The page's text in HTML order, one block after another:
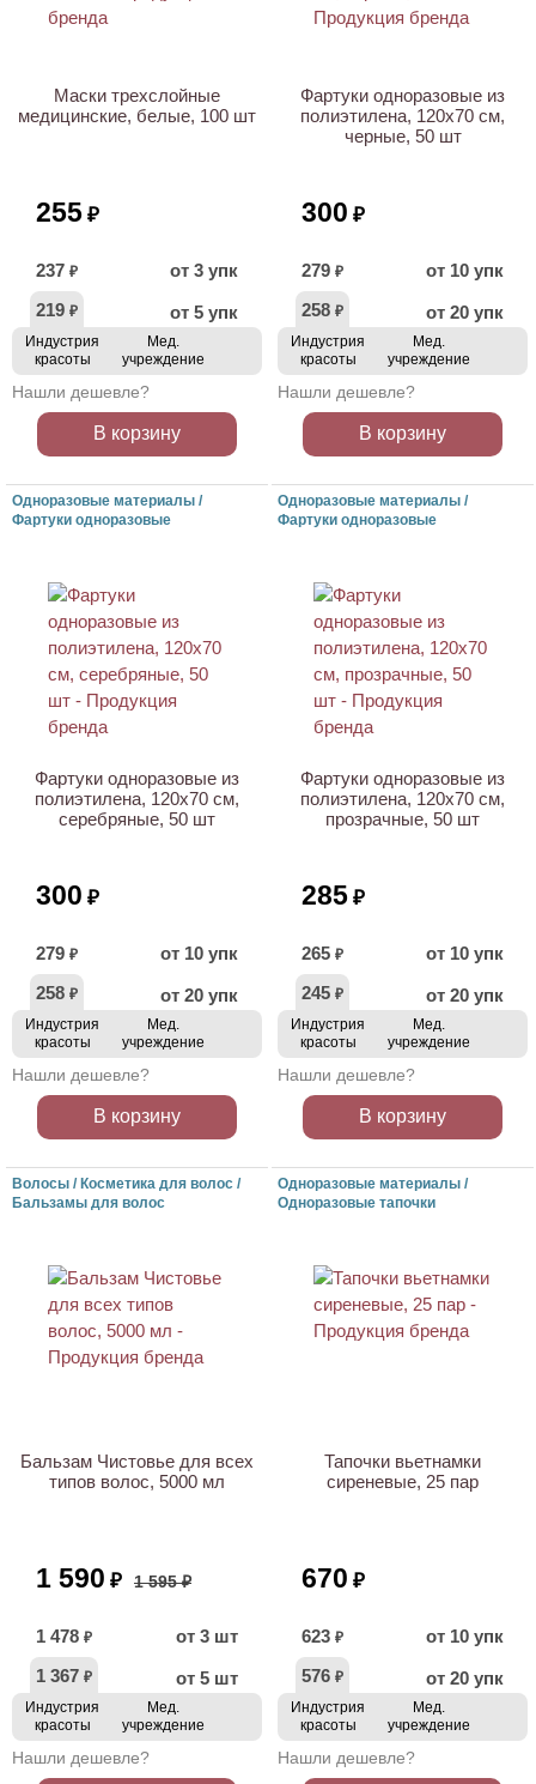
Маски трехслойные
медицинские, белые, 100 шт
255 ₽
237 ₽
от 3 упк
219 ₽ от 5 упк
Индустрия
красоты
Мед.
учреждение
Нашли дешевле?
В корзину
Фартуки одноразовые из
полиэтилена, 120х70 см,
черные, 50 шт
300 ₽
279 ₽
от 10 упк
258 ₽ от 20 упк
Индустрия
красоты
Мед.
учреждение
Нашли дешевле?
В корзину
Одноразовые материалы /
Фартуки одноразовые
Фартуки одноразовые из
полиэтилена, 120х70 см,
серебряные, 50 шт
300 ₽
279 ₽
от 10 упк
258 ₽ от 20 упк
Индустрия
красоты
Мед.
учреждение
Нашли дешевле?
В корзину
Одноразовые материалы /
Фартуки одноразовые
Фартуки одноразовые из
полиэтилена, 120х70 см,
прозрачные, 50 шт
285 ₽
265 ₽
от 10 упк
245 ₽ от 20 упк
Индустрия
красоты
Мед.
учреждение
Нашли дешевле?
В корзину
Волосы / Косметика для волос /
Бальзамы для волос
Бальзам Чистовье для всех
типов волос, 5000 мл
1 590 ₽ 1 595 ₽
1 478 ₽
от 3 шт
1 367 ₽ от 5 шт
Индустрия
красоты
Мед.
учреждение
Нашли дешевле?
Одноразовые материалы /
Одноразовые тапочки
Тапочки вьетнамки
сиреневые, 25 пар
670 ₽
623 ₽
от 10 упк
576 ₽ от 20 упк
Индустрия
красоты
Мед.
учреждение
Нашли дешевле?